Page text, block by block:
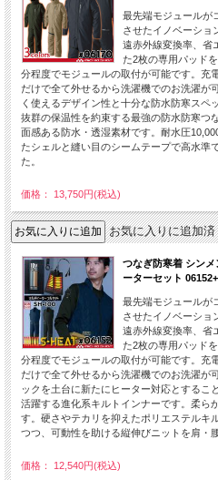
最先端モジュールが
させたイノベーショ
遠赤外線変換率、省
た2枚の専用パッド
分程度でモジュールの取付が可能です。充
だけで全て外せるから洗濯機でのお洗濯が
く使えるデザイン性と十分な防水防寒スペ
抜群の保温性を約束する最強の防水防寒つ
面感ある防水・透湿素材です。耐水圧
たシェルと縫い目のシームテープで高水準
た。
価格： 13,750円(税込)
お気に入りに追加済
つなぎ防寒着 シン
ーターセット
最先端モジュールが
させたイノベーショ
遠赤外線変換率、省
た2枚の専用パッド
分程度でモジュールの取付が可能です。充
だけで全て外せるから洗濯機でのお洗濯が
ックを土台に新たにヒーター対応とするこ
活躍する進化系キルトインナーです。柔ら
す。硬さやテカリを抑えたポリエステルキ
つつ、可動性を助ける縦伸びニットを肩・
価格： 12,540円(税込)